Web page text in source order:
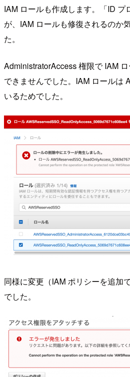
IAM ロールも作成します。「ID プ
が、IAM ロールも修復されるのか
た。
AdministratorAccess 権限で IAM ロ
できませんでした。IAM ロールは
いるためでした。
同様に変更（IAM ポリシーを追加
でした。